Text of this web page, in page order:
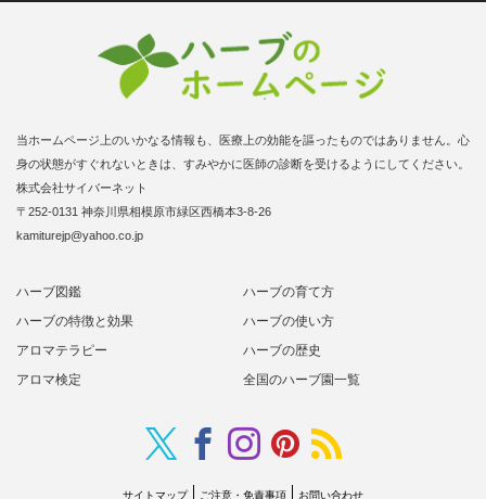
当ホームページ上のいかなる情報も、医療上の効能を謳ったものではありません。心
身の状態がすぐれないときは、すみやかに医師の診断を受けるようにしてください。
株式会社サイバーネット
〒252-0131 神奈川県相模原市緑区西橋本3-8-26
kamiturejp@yahoo.co.jp
ハーブ図鑑
ハーブの育て方
ハーブの特徴と効果
ハーブの使い方
アロマテラピー
ハーブの歴史
アロマ検定
全国のハーブ園一覧
TwitterFacebookInstagramPinterest
RSS
サイトマップ ご注意・免責事項 お問い合わせ